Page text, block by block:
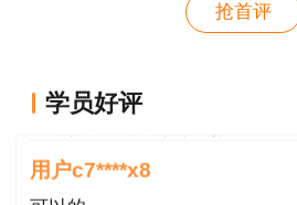
想要获取2021一建项目
领取！
抢首评
学员好评
用户c7****x8
可以的
用户zj****27